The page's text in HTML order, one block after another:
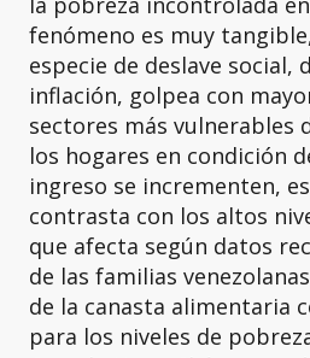
fenómeno es muy
especie de deslave social,
inflación, golpea con
sectores más vulnerables
los hogares en condición
ingreso se incrementen,
contrasta con los altos
que afecta según datos
de las familias
de la canasta alimentaria
para los niveles de